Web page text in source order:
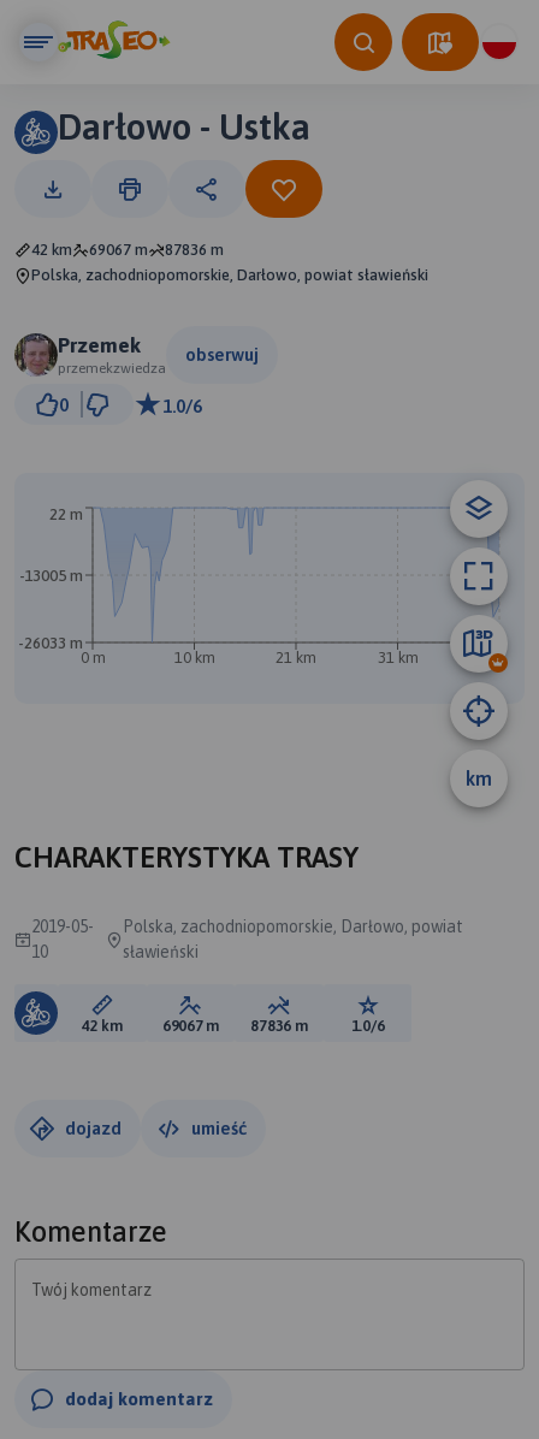
Darłowo - Ustka
42 km 69067 m
87836 m
Polska, zachodniopomorskie, Darłowo, powiat sławieński
Przemek
przemekzwiedza
obserwuj
0 1.0/6
B
km
0 m 10 km 21 km 31 km 42 km
-26033 m
-13005 m
22 m
CHARAKTERYSTYKA TRASY
2019-05-
10
Polska, zachodniopomorskie, Darłowo, powiat
sławieński
Długość trasy:
42 km Suma przewyższeń:
69067 m Suma spadków:
87836 m Ocena trasy:
1.0/6
dojazd umieść
Komentarze
Twój komentarz
dodaj komentarz